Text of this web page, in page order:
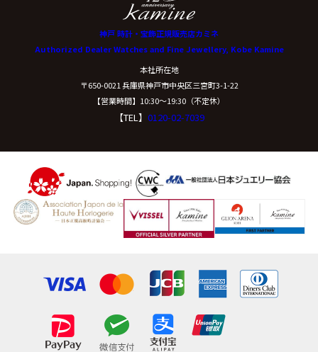
神戸 時計・宝飾正規販売店カミネ
Authorized Dealer Watches and Fine Jewellery, Kobe Kamine
本社所在地
〒650-0021 兵庫県神戸市中央区三宮町3-1-22
【営業時間】10:30〜19:30（不定休）
【TEL】 0120-02-7039